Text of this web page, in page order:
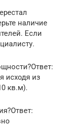
наличие
Если
исходя из
кв.м).